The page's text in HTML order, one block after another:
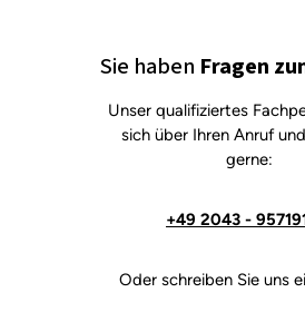
Sie haben Fragen
Unser qualifiziertes
sich über Ihren Anruf
gerne:
+49 2043 -
Oder schreiben Sie uns